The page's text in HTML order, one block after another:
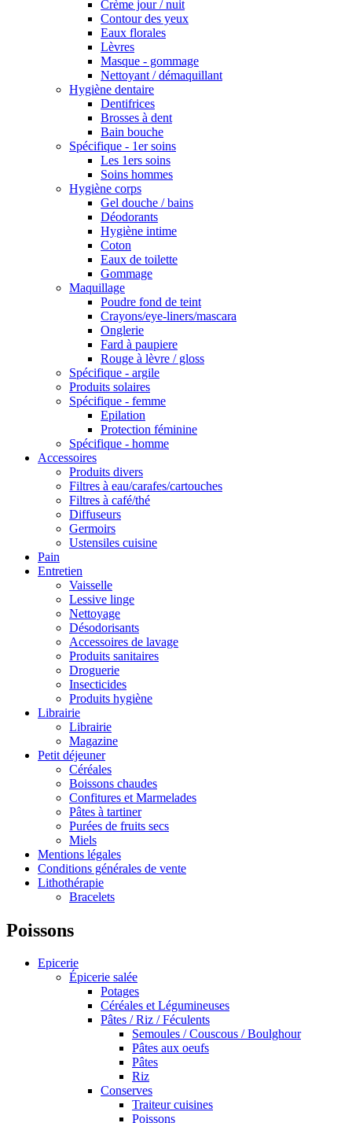
Crème jour / nuit
Contour des yeux
Eaux florales
Lèvres
Masque - gommage
Nettoyant / démaquillant
Hygiène dentaire
Dentifrices
Brosses à dent
Bain bouche
Spécifique - 1er soins
Les 1ers soins
Soins hommes
Hygiène corps
Gel douche / bains
Déodorants
Hygiène intime
Coton
Eaux de toilette
Gommage
Maquillage
Poudre fond de teint
Crayons/eye-liners/mascara
Onglerie
Fard à paupiere
Rouge à lèvre / gloss
Spécifique - argile
Produits solaires
Spécifique - femme
Epilation
Protection féminine
Spécifique - homme
Accessoires
Produits divers
Filtres à eau/carafes/cartouches
Filtres à café/thé
Diffuseurs
Germoirs
Ustensiles cuisine
Pain
Entretien
Vaisselle
Lessive linge
Nettoyage
Désodorisants
Accessoires de lavage
Produits sanitaires
Droguerie
Insecticides
Produits hygiène
Librairie
Librairie
Magazine
Petit déjeuner
Céréales
Boissons chaudes
Confitures et Marmelades
Pâtes à tartiner
Purées de fruits secs
Miels
Mentions légales
Conditions générales de vente
Lithothérapie
Bracelets
Poissons
Epicerie
Épicerie salée
Potages
Céréales et Légumineuses
Pâtes / Riz / Féculents
Semoules / Couscous / Boulghour
Pâtes aux oeufs
Pâtes
Riz
Conserves
Traiteur cuisines
Poissons